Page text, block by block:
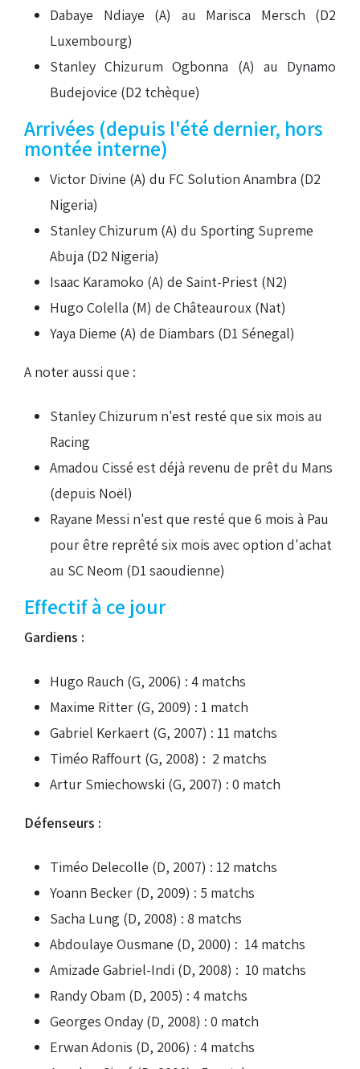
Dabaye Ndiaye (A) au Marisca Mersch (D2
Luxembourg)
Stanley Chizurum Ogbonna (A) au Dynamo
Budejovice (D2 tchèque)
Arrivées (depuis l'été dernier, hors
montée interne)
Victor Divine (A) du FC Solution Anambra (D2
Nigeria)
Stanley Chizurum (A) du Sporting Supreme
Abuja (D2 Nigeria)
Isaac Karamoko (A) de Saint-Priest (N2)
Hugo Colella (M) de Châteauroux (Nat)
Yaya Dieme (A) de Diambars (D1 Sénegal)
A noter aussi que :
Stanley Chizurum n'est resté que six mois au
Racing
Amadou Cissé est déjà revenu de prêt du Mans
(depuis Noël)
Rayane Messi n'est que resté que 6 mois à Pau
pour être reprêté six mois avec option d'achat
au SC Neom (D1 saoudienne)
Effectif à ce jour
Gardiens :
Hugo Rauch (G, 2006) : 4 matchs
Maxime Ritter (G, 2009) : 1 match
Gabriel Kerkaert (G, 2007) : 11 matchs
Timéo Raffourt (G, 2008) : 2 matchs
Artur Smiechowski (G, 2007) : 0 match
Défenseurs :
Timéo Delecolle (D, 2007) : 12 matchs
Yoann Becker (D, 2009) : 5 matchs
Sacha Lung (D, 2008) : 8 matchs
Abdoulaye Ousmane (D, 2000) : 14 matchs
Amizade Gabriel-Indi (D, 2008) : 10 matchs
Randy Obam (D, 2005) : 4 matchs
Georges Onday (D, 2008) : 0 match
Erwan Adonis (D, 2006) : 4 matchs